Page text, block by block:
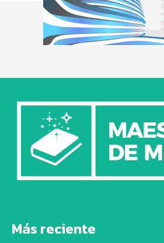
Más reciente